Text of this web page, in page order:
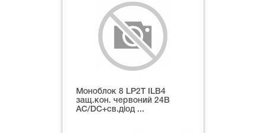
Моноблок 8 LP2T ILB4
защ.кон. червоний 24В
AC/DC+св.діод ...